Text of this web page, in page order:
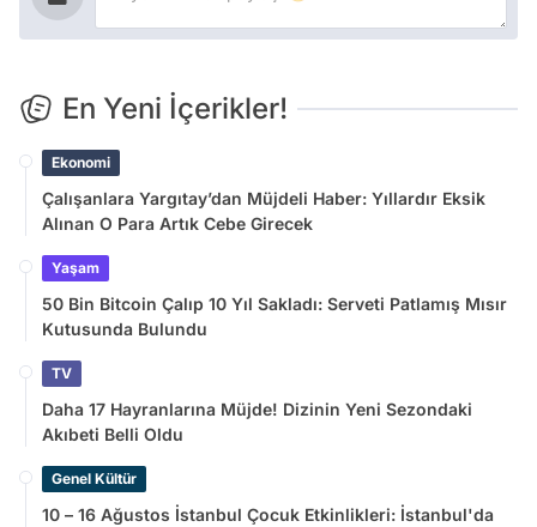
En Yeni İçerikler!
Ekonomi
Çalışanlara Yargıtay’dan Müjdeli Haber: Yıllardır Eksik
Alınan O Para Artık Cebe Girecek
Yaşam
50 Bin Bitcoin Çalıp 10 Yıl Sakladı: Serveti Patlamış Mısır
Kutusunda Bulundu
TV
Daha 17 Hayranlarına Müjde! Dizinin Yeni Sezondaki
Akıbeti Belli Oldu
Genel Kültür
10 – 16 Ağustos İstanbul Çocuk Etkinlikleri: İstanbul'da